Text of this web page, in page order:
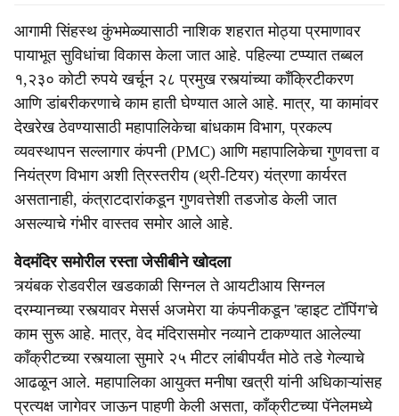
आगामी सिंहस्थ कुंभमेळ्यासाठी नाशिक शहरात मोठ्या प्रमाणावर
पायाभूत सुविधांचा विकास केला जात आहे. पहिल्या टप्प्यात तब्बल
१,२३० कोटी रुपये खर्चून २८ प्रमुख रस्त्यांच्या काँक्रिटीकरण
आणि डांबरीकरणाचे काम हाती घेण्यात आले आहे. मात्र, या कामांवर
देखरेख ठेवण्यासाठी महापालिकेचा बांधकाम विभाग, प्रकल्प
व्यवस्थापन सल्लागार कंपनी (PMC) आणि महापालिकेचा गुणवत्ता व
नियंत्रण विभाग अशी त्रिस्तरीय (थ्री-टियर) यंत्रणा कार्यरत
असतानाही, कंत्राटदारांकडून गुणवत्तेशी तडजोड केली जात
असल्याचे गंभीर वास्तव समोर आले आहे.
वेदमंदिर समोरील रस्ता जेसीबीने खोदला
त्र्यंबक रोडवरील खडकाळी सिग्नल ते आयटीआय सिग्नल
दरम्यानच्या रस्त्यावर मेसर्स अजमेरा या कंपनीकडून 'व्हाइट टॉपिंग'चे
काम सुरू आहे. मात्र, वेद मंदिरासमोर नव्याने टाकण्यात आलेल्या
काँक्रीटच्या रस्त्याला सुमारे २५ मीटर लांबीपर्यंत मोठे तडे गेल्याचे
आढळून आले. महापालिका आयुक्त मनीषा खत्री यांनी अधिकाऱ्यांसह
प्रत्यक्ष जागेवर जाऊन पाहणी केली असता, काँक्रीटच्या पॅनेलमध्ये